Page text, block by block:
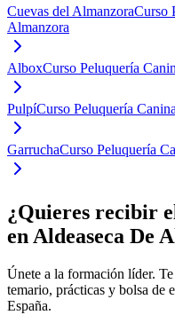
Cuevas del AlmanzoraCurso
Almanzora
AlboxCurso Peluquería
PulpíCurso Peluquería
GarruchaCurso Peluquería
¿Quieres recibir
en Aldeaseca De
Únete a la formación líder.
temario, prácticas y bolsa de
España.